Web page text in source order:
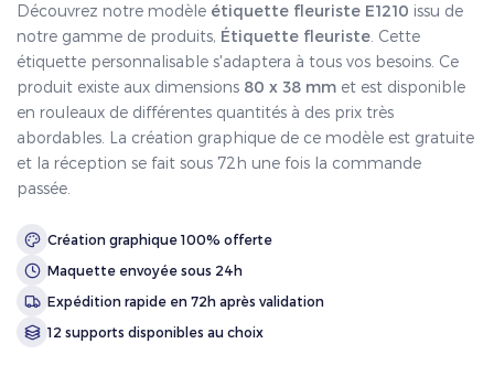
Découvrez notre modèle étiquette fleuriste E1210 issu de
notre gamme de produits, Étiquette fleuriste . Cette
étiquette personnalisable s'adaptera à tous vos besoins. Ce
produit existe aux dimensions 80 x 38 mm et est disponible
en rouleaux de différentes quantités à des prix très
abordables. La création graphique de ce modèle est gratuite
et la réception se fait sous 72h une fois la commande
passée.
Création graphique 100% offerte
Maquette envoyée sous 24h
Expédition rapide en 72h après validation
12 supports disponibles au choix